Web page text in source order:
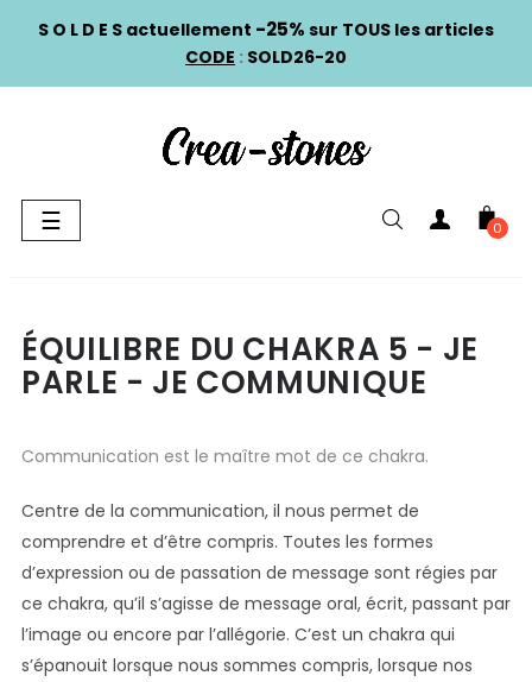
S O L D E S actuellement -25% sur TOUS les articles
CODE : SOLD26-20
Basculer
la
☰ 0
ÉQUILIBRE DU CHAKRA 5 - JE
PARLE - JE COMMUNIQUE
Communication est le maître mot de ce chakra.
Centre de la communication, il nous permet de
comprendre et d’être compris. Toutes les formes
d’expression ou de passation de message sont régies par
ce chakra, qu’il s’agisse de message oral, écrit, passant par
l’image ou encore par l’allégorie. C’est un chakra qui
s’épanouit lorsque nous sommes compris, lorsque nos